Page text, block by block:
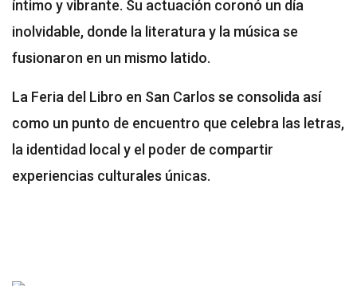
íntimo y vibrante. Su actuación coronó un día
inolvidable, donde la literatura y la música se
fusionaron en un mismo latido.
La Feria del Libro en San Carlos se consolida así
como un punto de encuentro que celebra las letras,
la identidad local y el poder de compartir
experiencias culturales únicas.